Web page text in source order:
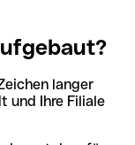
langer
und Ihre Filiale